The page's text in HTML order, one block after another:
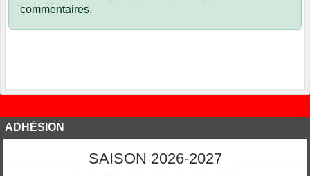
commentaires.
ADHÉSION
SAISON 2026-2027